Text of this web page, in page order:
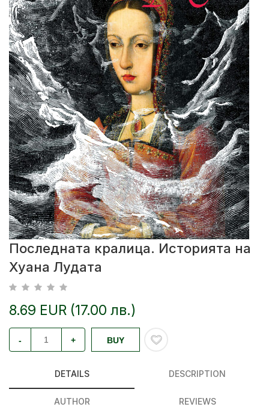
Последната кралица. Историята на
Хуана Лудата
8.69 EUR (17.00 лв.)
- + BUY
DETAILS DESCRIPTION
AUTHOR REVIEWS